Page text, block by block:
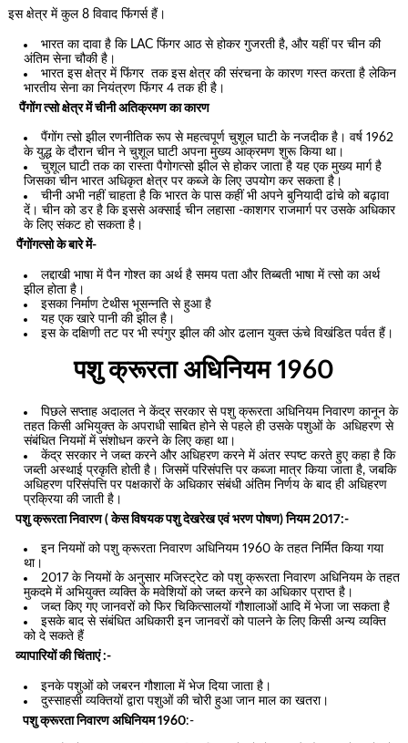
इस क्षेत्र में कुल 8 विवाद फिंगर्स हैं।
भारत का दावा है कि LAC फिंगर आठ से होकर गुजरती है, और यहीं पर चीन की
अंतिम सेना चौकी है।
भारत इस क्षेत्र में फिंगर तक इस क्षेत्र की संरचना के कारण गस्त करता है लेकिन
भारतीय सेना का नियंत्रण फिंगर 4 तक ही है।
पैंगोंग त्सो क्षेत्र में चीनी अतिक्रमण का कारण
पैंगोंग त्सो झील रणनीतिक रूप से महत्वपूर्ण चुशूल घाटी के नजदीक है। वर्ष 1962
के युद्ध के दौरान चीन ने चुशूल घाटी अपना मुख्य आक्रमण शुरू किया था।
चुशूल घाटी तक का रास्ता पैगोगत्सो झील से होकर जाता है यह एक मुख्य मार्ग है
जिसका चीन भारत अधिकृत क्षेत्र पर कब्जे के लिए उपयोग कर सकता है।
चीनी अभी नहीं चाहता है कि भारत के पास कहीं भी अपने बुनियादी ढांचे को बढ़ावा
दें। चीन को डर है कि इससे अक्साई चीन लहासा -काशगर राजमार्ग पर उसके अधिकार
के लिए संकट हो सकता है।
पैंगोंगत्सो के बारे में-
लद्दाखी भाषा में पैन गोश्त का अर्थ है समय पता और तिब्बती भाषा में त्सो का अर्थ
झील होता है।
इसका निर्माण टेथीस भूसन्नति से हुआ है
यह एक खारे पानी की झील है।
इस के दक्षिणी तट पर भी स्पंगुर झील की ओर ढलान युक्त ऊंचे विखंडित पर्वत हैं।
पशु क्रूरता अधिनियम 1960
पिछले सप्ताह अदालत ने केंद्र सरकार से पशु क्रूरता अधिनियम निवारण कानून के
तहत किसी अभियुक्त के अपराधी साबित होने से पहले ही उसके पशुओं के अधिहरण से
संबंधित नियमों में संशोधन करने के लिए कहा था।
केंद्र सरकार ने जब्त करने और अधिहरण करने में अंतर स्पष्ट करते हुए कहा है कि
जब्ती अस्थाई प्रकृति होती है। जिसमें परिसंपत्ति पर कब्जा मात्र किया जाता है, जबकि
अधिहरण परिसंपत्ति पर पक्षकारों के अधिकार संबंधी अंतिम निर्णय के बाद ही अधिहरण
प्रक्रिया की जाती है।
पशु क्रूरता निवारण ( केस विषयक पशु देखरेख एवं भरण पोषण) नियम 2017:-
इन नियमों को पशु क्रूरता निवारण अधिनियम 1960 के तहत निर्मित किया गया
था।
2017 के नियमों के अनुसार मजिस्ट्रेट को पशु क्रूरता निवारण अधिनियम के तहत
मुकदमे में अभियुक्त व्यक्ति के मवेशियों को जब्त करने का अधिकार प्राप्त है।
जब्त किए गए जानवरों को फिर चिकित्सालयों गौशालाओं आदि में भेजा जा सकता है
इसके बाद से संबंधित अधिकारी इन जानवरों को पालने के लिए किसी अन्य व्यक्ति
को दे सकते हैं
व्यापारियों की चिंताएं :-
इनके पशुओं को जबरन गौशाला में भेज दिया जाता है।
दुस्साहसी व्यक्तियों द्वारा पशुओं की चोरी हुआ जान माल का खतरा।
पशु क्रूरता निवारण अधिनियम 1960:-